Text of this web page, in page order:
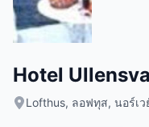
Hotel
Lofthus, ลอฟทุส, นอร์เว